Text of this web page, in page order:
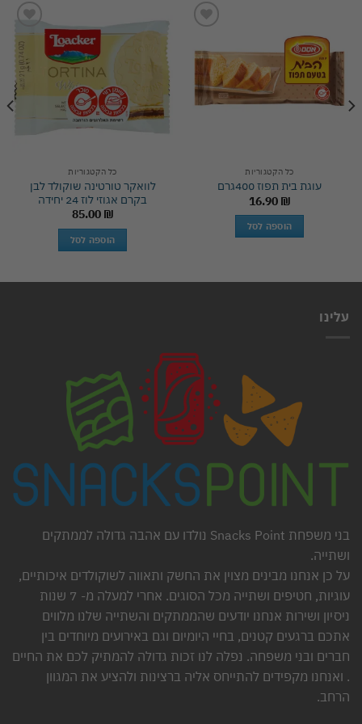
wishlist
כל הקטגוריות
עוגת בית תפוז 400גרם
16.90 ₪
הוספה לסל
Add to
wishlist
כל הקטגוריות
לוואקר טורטינה שוקולד לבן
בקרם אגוזי לוז 24 יחידה
85.00 ₪
הוספה לסל
עלינו
בני משפחת Snacks Point נולדו עם אהבה גדולה לממתקים
ושתייה.
על כן אנחנו מבינים מצוין את החשק ותאווה לשוקולדים איכותיים,
עוגיות, חטיפים ושתייה מכל הסוגים. אחרי למעלה מ- 7 שנות
ניסיון ושירות אנחנו יודעים שהממתקים והשתייה שלנו מלווים
אתכם ברגעים קטנים, בחיי היומיום וגם באירועים מיוחדים בין
חברים ובני משפחה. נפלה לנו זכות גדולה להמתיק לכם את החיים
. ואנחנו מקפידים להתייחס אליה ברצינות ולהציע את המגוון
הרחב.